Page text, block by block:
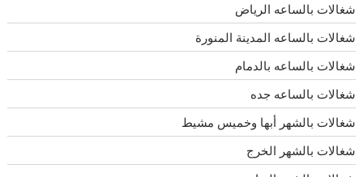
شغالات بالساعه الرياض
شغالات بالساعه المدينة المنورة
شغالات بالساعه بالدمام
شغالات بالساعه جده
شغالات بالشهر أبها وخميس مشيط
شغالات بالشهر الخرج